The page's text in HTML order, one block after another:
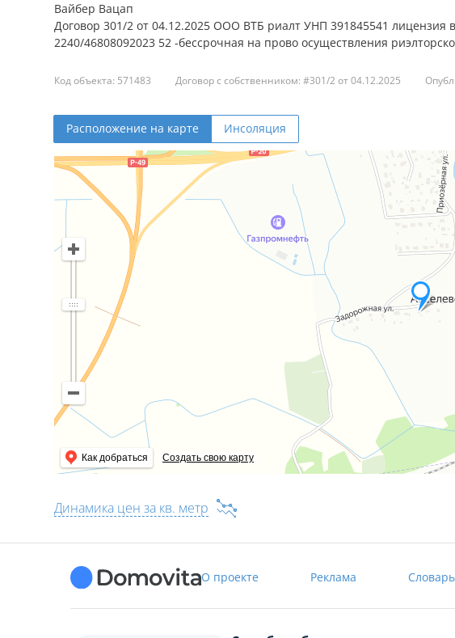
Вайбер Вацап
Договор 301/2 от 04.12.2025 ООО ВТБ риалт УНП 391845541
2240/46808092023 52 -бессрочная на прово осуществления
Код объекта: 571483 Договор с собственником: #301/2 от 04.12.2025
Расположение на карте Инсоляция
Как добраться Создать свою карту
Динамика цен за кв. метр
О проекте Реклама